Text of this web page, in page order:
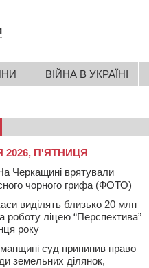
ВІЙНА В УКРАЇНІ
2026, П'ЯТНИЦЯ
Черкащині врятували
чорного грифа (ФОТО)
виділять близько 20 млн
роботу ліцею “Перспектива”
року
суд припинив право
земельних ділянок,